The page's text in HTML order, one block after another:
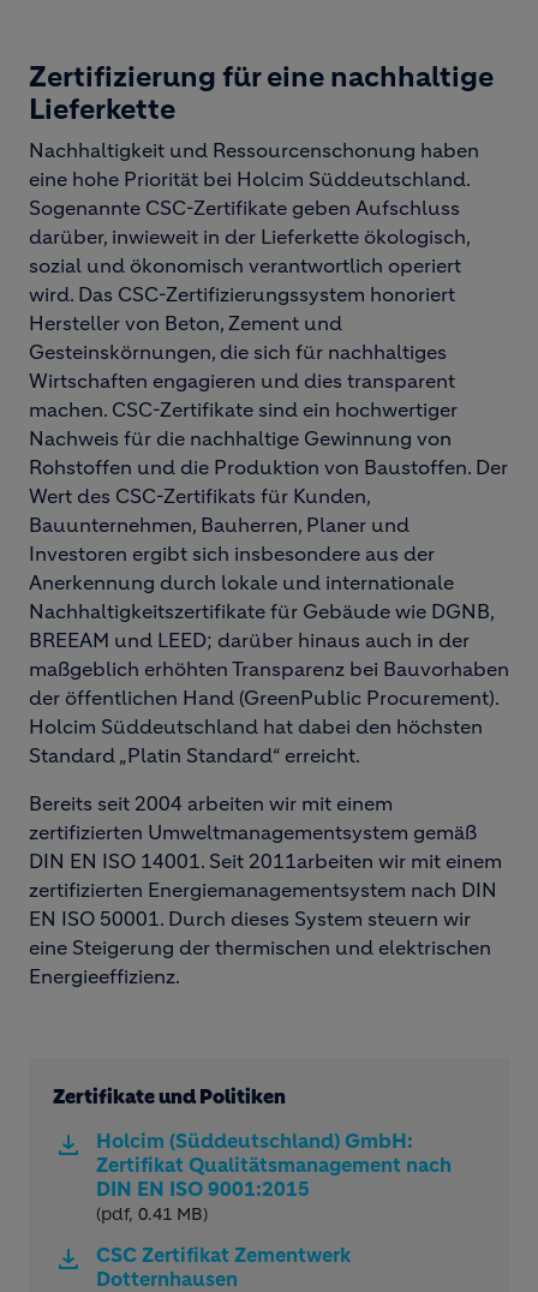
Zertifizierung für eine nachhaltige
Lieferkette
Nachhaltigkeit und Ressourcenschonung haben
eine hohe Priorität bei Holcim Süddeutschland.
Sogenannte CSC-Zertifikate geben Aufschluss
darüber, inwieweit in der Lieferkette ökologisch,
sozial und ökonomisch verantwortlich operiert
wird. Das CSC-Zertifizierungssystem honoriert
Hersteller von Beton, Zement und
Gesteinskörnungen, die sich für nachhaltiges
Wirtschaften engagieren und dies transparent
machen. CSC-Zertifikate sind ein hochwertiger
Nachweis für die nachhaltige Gewinnung von
Rohstoffen und die Produktion von Baustoffen. Der
Wert des CSC-Zertifikats für Kunden,
Bauunternehmen, Bauherren, Planer und
Investoren ergibt sich insbesondere aus der
Anerkennung durch lokale und internationale
Nachhaltigkeitszertifikate für Gebäude wie DGNB,
BREEAM und LEED; darüber hinaus auch in der
maßgeblich erhöhten Transparenz bei Bauvorhaben
der öffentlichen Hand (GreenPublic Procurement).
Holcim Süddeutschland hat dabei den höchsten
Standard „Platin Standard“ erreicht.
Bereits seit 2004 arbeiten wir mit einem
zertifizierten Umweltmanagementsystem gemäß
DIN EN ISO 14001. Seit 2011arbeiten wir mit einem
zertifizierten Energiemanagementsystem nach DIN
EN ISO 50001. Durch dieses System steuern wir
eine Steigerung der thermischen und elektrischen
Energieeffizienz.
Zertifikate und Politiken
Holcim (Süddeutschland) GmbH:
Zertifikat Qualitätsmanagement nach
DIN EN ISO 9001:2015
(pdf, 0.41 MB)
CSC Zertifikat Zementwerk
Dotternhausen